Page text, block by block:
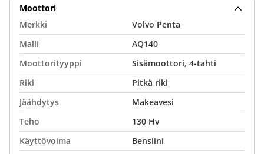
Moottori
Merkki
Volvo Penta
Malli
AQ140
Moottorityyppi
Sisämoottori, 4-tahti
Riki
Pitkä riki
Jäähdytys
Makeavesi
Teho
130 Hv
Käyttövoima
Bensiini